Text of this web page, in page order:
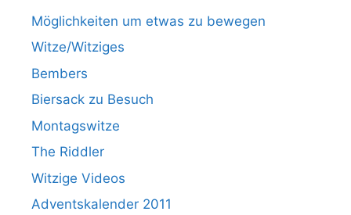
Möglichkeiten um etwas zu bewegen
Witze/Witziges
Bembers
Biersack zu Besuch
Montagswitze
The Riddler
Witzige Videos
Adventskalender 2011